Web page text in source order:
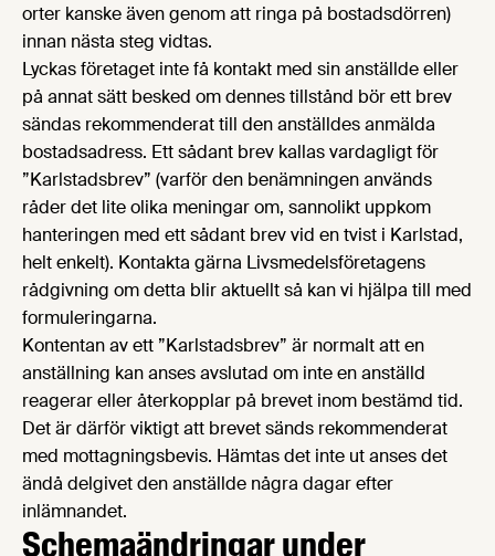
orter kanske även genom att ringa på bostadsdörren)
innan nästa steg vidtas.
Lyckas företaget inte få kontakt med sin anställde eller
på annat sätt besked om dennes tillstånd bör ett brev
sändas rekommenderat till den anställdes anmälda
bostadsadress. Ett sådant brev kallas vardagligt för
”Karlstadsbrev” (varför den benämningen används
råder det lite olika meningar om, sannolikt uppkom
hanteringen med ett sådant brev vid en tvist i Karlstad,
helt enkelt). Kontakta gärna Livsmedelsföretagens
rådgivning om detta blir aktuellt så kan vi hjälpa till med
formuleringarna.
Kontentan av ett ”Karlstadsbrev” är normalt att en
anställning kan anses avslutad om inte en anställd
reagerar eller återkopplar på brevet inom bestämd tid.
Det är därför viktigt att brevet sänds rekommenderat
med mottagningsbevis. Hämtas det inte ut anses det
ändå delgivet den anställde några dagar efter
inlämnandet.
Schemaändringar under